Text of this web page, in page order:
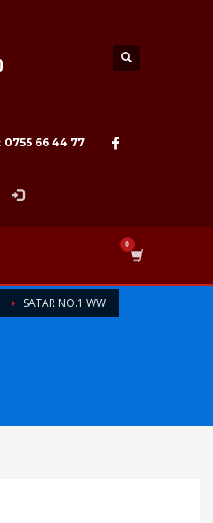
0755 66 44 77
SATAR NO.1 WW